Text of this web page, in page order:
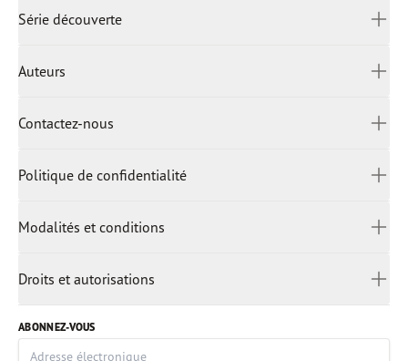
Série découverte
Auteurs
Contactez-nous
Politique de confidentialité
Modalités et conditions
Droits et autorisations
ABONNEZ-VOUS
العربية
中文 (简体)
English (United States)
Français
हिंदी
ကညီၤ
മലയാളം